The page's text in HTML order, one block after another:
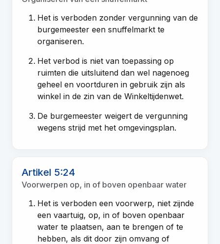
Het is verboden zonder vergunning van de
burgemeester een snuffelmarkt te
organiseren.
Het verbod is niet van toepassing op
ruimten die uitsluitend dan wel nagenoeg
geheel en voortduren in gebruik zijn als
winkel in de zin van de Winkeltijdenwet.
De burgemeester weigert de vergunning
wegens strijd met het omgevingsplan.
Artikel 5:24
Voorwerpen op, in of boven openbaar water
Het is verboden een voorwerp, niet zijnde
een vaartuig, op, in of boven openbaar
water te plaatsen, aan te brengen of te
hebben, als dit door zijn omvang of